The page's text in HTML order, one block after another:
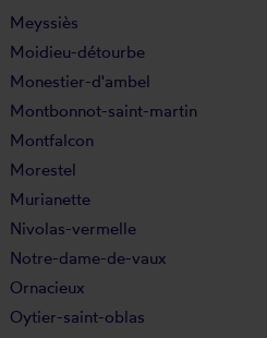
Meyssiès
Moidieu-détourbe
Monestier-d'ambel
Montbonnot-saint-martin
Montfalcon
Morestel
Murianette
Nivolas-vermelle
Notre-dame-de-vaux
Ornacieux
Oytier-saint-oblas